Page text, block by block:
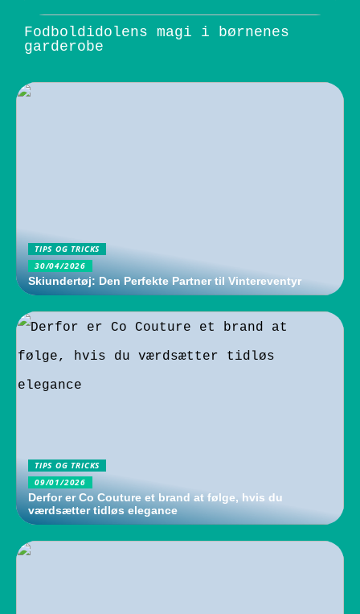
Fodboldidolens magi i børnenes
garderobe
TIPS OG TRICKS
30/04/2026
Skiundertøj: Den Perfekte Partner til Vintereventyr
TIPS OG TRICKS
09/01/2026
Derfor er Co Couture et brand at følge, hvis du
værdsætter tidløs elegance